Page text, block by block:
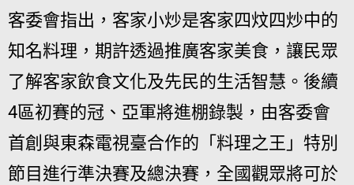
客委會指出，客家小炒是客家四炆四炒中的
知名料理，期許透過推廣客家美食，讓民眾
了解客家飲食文化及先民的生活智慧。後續
4區初賽的冠、亞軍將進棚錄製，由客委會
首創與東森電視臺合作的「料理之王」特別
節目進行準決賽及總決賽，全國觀眾將可於